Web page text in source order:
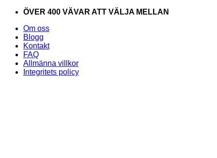
Skip
content
ÖVER 400 VÄVAR ATT VÄLJA MELLAN
Om oss
Blogg
Kontakt
FAQ
Allmänna villkor
Integritets policy